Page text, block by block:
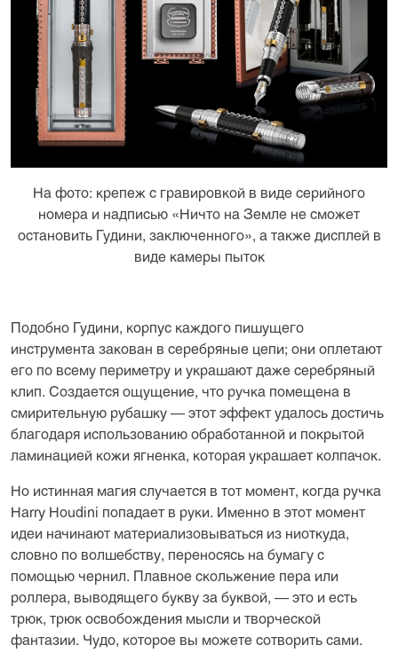
На фото: крепеж с гравировкой в виде серийного
номера и надписью «Ничто на Земле не сможет
остановить Гудини, заключенного», а также дисплей в
виде камеры пыток
Подобно Гудини, корпус каждого пишущего
инструмента закован в серебряные цепи; они оплетают
его по всему периметру и украшают даже серебряный
клип. Создается ощущение, что ручка помещена в
смирительную рубашку — этот эффект удалось достичь
благодаря использованию обработанной и покрытой
ламинацией кожи ягненка, которая украшает колпачок.
Но истинная магия случается в тот момент, когда ручка
Harry Houdini попадает в руки. Именно в этот момент
идеи начинают материализовываться из ниоткуда,
словно по волшебству, переносясь на бумагу с
помощью чернил. Плавное скольжение пера или
роллера, выводящего букву за буквой, — это и есть
трюк, трюк освобождения мысли и творческой
фантазии. Чудо, которое вы можете сотворить сами.